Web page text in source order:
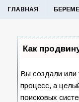
ГЛАВНАЯ
Как
Вы создали или
процесс, а
поисковых